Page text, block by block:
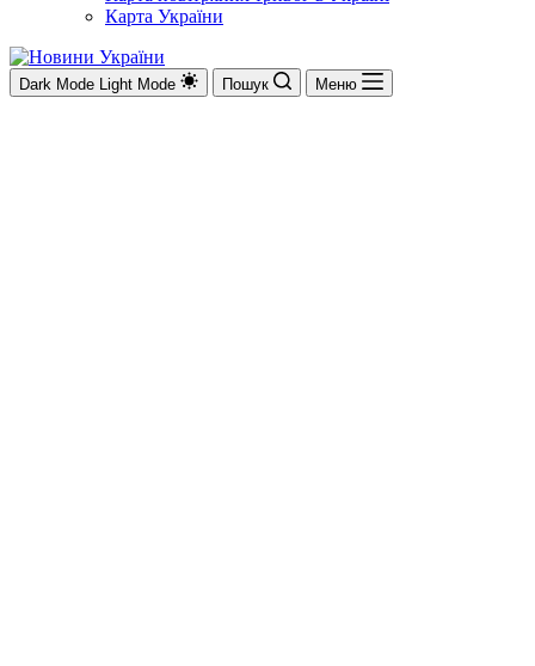
Карта України
Dark Mode Light Mode Пошук Меню